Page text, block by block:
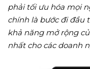
phải tối ưu hóa mọi
chính là bước đi đầu
khả năng mở rộng
nhất cho các doanh